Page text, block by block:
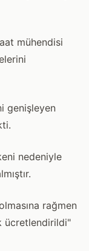
mühendisi
genişleyen
nedeniyle
rağmen
ücretlendirildi"